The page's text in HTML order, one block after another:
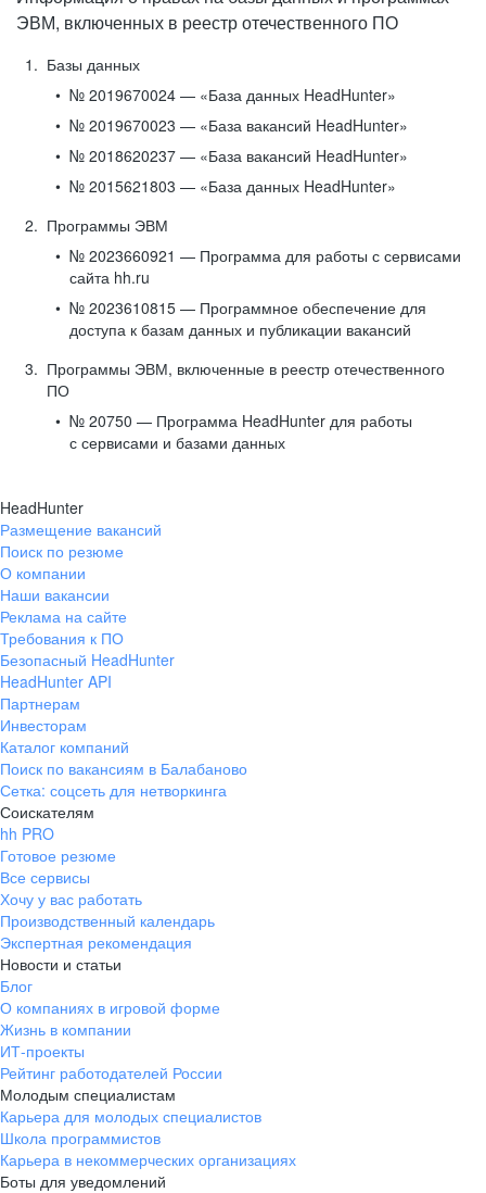
ЭВМ, включенных в реестр отечественного ПО
Базы данных
№ 2019670024 — «База данных HeadHunter»
№ 2019670023 — «База вакансий HeadHunter»
№ 2018620237 — «База вакансий HeadHunter»
№ 2015621803 — «База данных HeadHunter»
Программы ЭВМ
№ 2023660921 — Программа для работы с сервисами
сайта hh.ru
№ 2023610815 — Программное обеспечение для
доступа к базам данных и публикации вакансий
Программы ЭВМ, включенные в реестр отечественного
ПО
№ 20750 — Программа HeadHunter для работы
с сервисами и базами данных
HeadHunter
Размещение вакансий
Поиск по резюме
О компании
Наши вакансии
Реклама на сайте
Требования к ПО
Безопасный HeadHunter
HeadHunter API
Партнерам
Инвесторам
Каталог компаний
Поиск по вакансиям в Балабаново
Сетка: соцсеть для нетворкинга
Соискателям
hh PRO
Готовое резюме
Все сервисы
Хочу у вас работать
Производственный календарь
Экспертная рекомендация
Новости и статьи
Блог
О компаниях в игровой форме
Жизнь в компании
ИТ-проекты
Рейтинг работодателей России
Молодым специалистам
Карьера для молодых специалистов
Школа программистов
Карьера в некоммерческих организациях
Боты для уведомлений